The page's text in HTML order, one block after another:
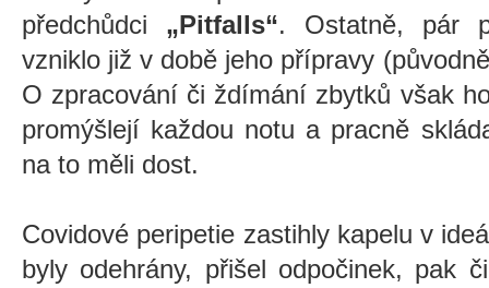
předchůdci „Pitfalls“. Ostatně, pár
vzniklo již v době jeho přípravy
O zpracování či ždímání zbytků však
promýšlejí každou notu a pracně
na to měli dost.
Covidové peripetie zastihly kapelu v
byly odehrány, přišel odpočinek, pak